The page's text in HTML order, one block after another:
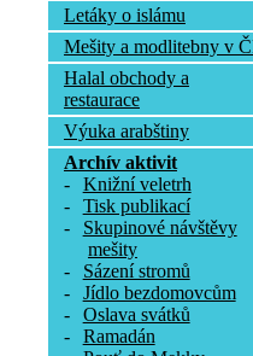
Letáky o islámu
Mešity a modlitebny v
Halal obchody a
restaurace
Výuka arabštiny
Archív aktivit
-
Knižní veletrh
-
Tisk publikací
-
Skupinové návštěvy
mešity
-
Sázení stromů
-
Jídlo bezdomovcům
-
Oslava svátků
-
Ramadán